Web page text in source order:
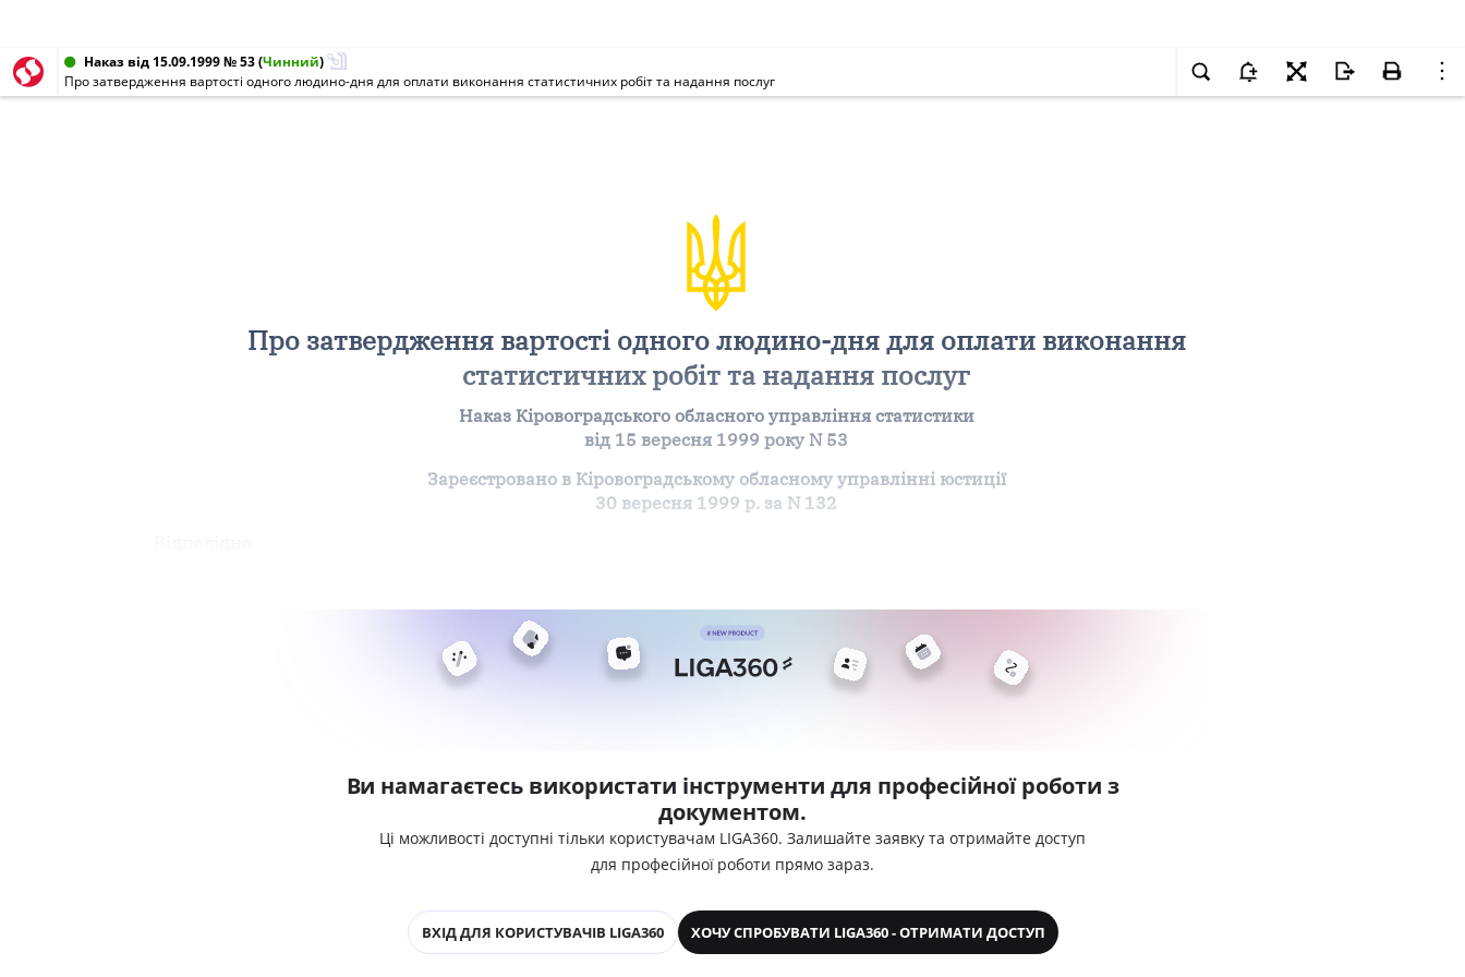
Наказ від 15.09.1999 № 53(Чинний)
Про затвердження вартості одного людино-дня для оплати виконання статистичних робіт та надання послуг
Про затвердження вартості одного людино-дня для оплати виконання
статистичних робіт та надання послуг
Наказ Кіровоградського обласного управління статистики
від 15 вересня 1999 року N 53
Зареєстровано в Кіровоградському обласному управлінні юстиції
30 вересня 1999 р. за N 132
Ви намагаєтесь використати інструменти для професійної роботи з
документом.
Ці можливості доступні тільки користувачам LIGA360. Залишайте заявку та отримайте доступ
для професійної роботи прямо зараз.
ВХІД ДЛЯ КОРИСТУВАЧІВ LIGA360 ХОЧУ СПРОБУВАТИ LIGA360 - ОТРИМАТИ ДОСТУП